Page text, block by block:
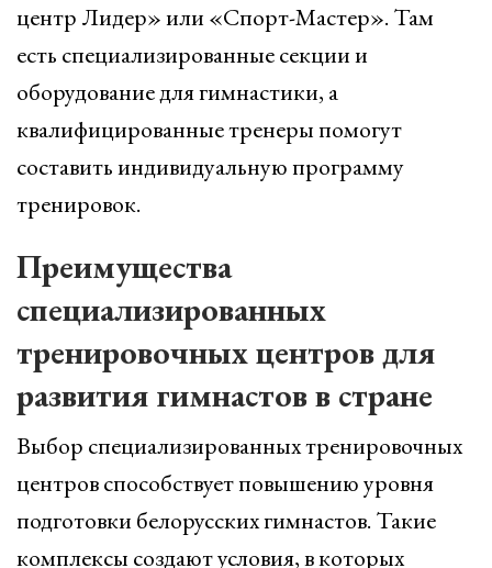
центр Лидер» или «Спорт-Мастер». Там
есть специализированные секции и
оборудование для гимнастики, а
квалифицированные тренеры помогут
составить индивидуальную программу
тренировок.
Преимущества
специализированных
тренировочных центров для
развития гимнастов в стране
Выбор специализированных тренировочных
центров способствует повышению уровня
подготовки белорусских гимнастов. Такие
комплексы создают условия, в которых